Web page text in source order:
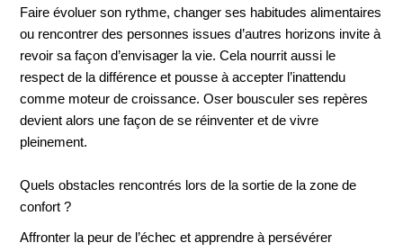
Faire évoluer son rythme, changer ses habitudes alimentaires
ou rencontrer des personnes issues d’autres horizons invite à
revoir sa façon d’envisager la vie. Cela nourrit aussi le
respect de la différence et pousse à accepter l’inattendu
comme moteur de croissance. Oser bousculer ses repères
devient alors une façon de se réinventer et de vivre
pleinement.
Quels obstacles rencontrés lors de la sortie de la zone de
confort ?
Affronter la peur de l’échec et apprendre à persévérer